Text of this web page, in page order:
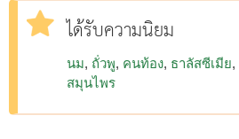
ได้รับความนิยม
นม ถั่วพู คนท้อง ธาลัสซีเมีย
สมุนไพร